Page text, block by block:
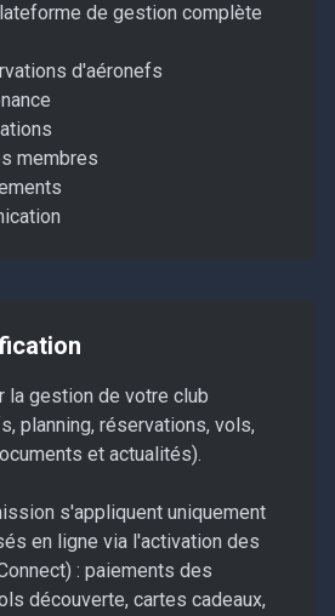
de gestion complète
d'aéronefs
membres
la gestion de votre club
planning, réservations, vols,
et actualités).
s'appliquent uniquement
en ligne via l'activation des
: paiements des
découverte, cartes cadeaux,